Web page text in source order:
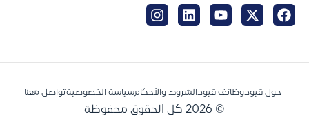
حول قيودوظائف قيود الشروط والأحكامسياسة الخصوصيةتواصل معنا
© 2026 كل الحقوق محفوظة